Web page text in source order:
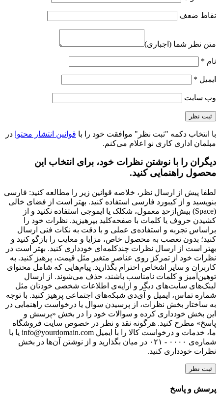
صندلی کارشناسی لیو - X81gp
ارزش خرید به نسبت قیمت
عالی
کیفیت ساخت
عالی
نشانی ایمیل شما منتشر نخواهد شد. بخش‌های موردنیاز
علامت‌گذاری شده‌اند*
عنوان نظر شما (اجباری)
نقاط قوت
نقاط ضعف
متن نظر شما (اجباری)
نام*
ایمیل*
وب‌ سایت